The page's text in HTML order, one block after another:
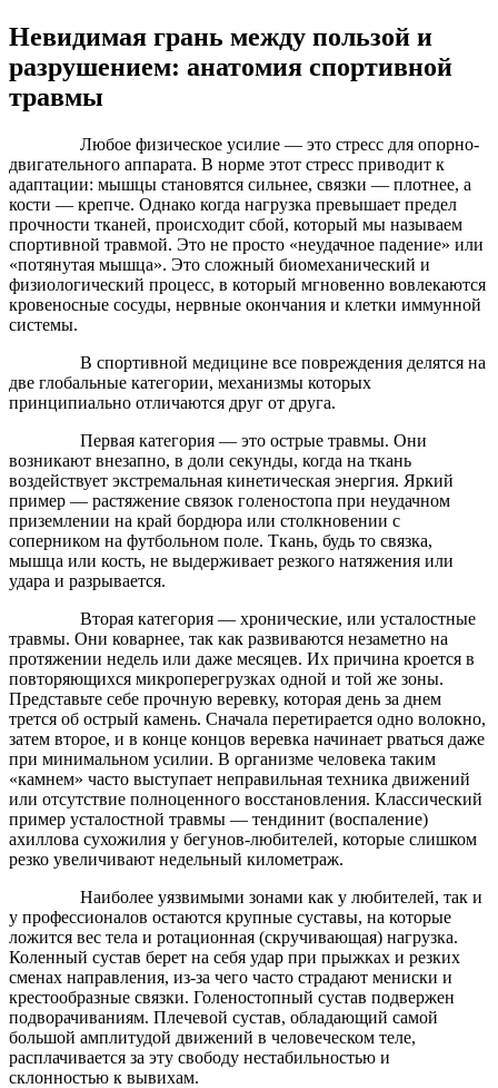
Невидимая грань между пользой и
разрушением: анатомия спортивной
травмы
Любое физическое усилие — это стресс для опорно-
двигательного аппарата. В норме этот стресс приводит к
адаптации: мышцы становятся сильнее, связки — плотнее, а
кости — крепче. Однако когда нагрузка превышает предел
прочности тканей, происходит сбой, который мы называем
спортивной травмой. Это не просто «неудачное падение» или
«потянутая мышца». Это сложный биомеханический и
физиологический процесс, в который мгновенно вовлекаются
кровеносные сосуды, нервные окончания и клетки иммунной
системы.
В спортивной медицине все повреждения делятся на
две глобальные категории, механизмы которых
принципиально отличаются друг от друга.
Первая категория — это острые травмы. Они
возникают внезапно, в доли секунды, когда на ткань
воздействует экстремальная кинетическая энергия. Яркий
пример — растяжение связок голеностопа при неудачном
приземлении на край бордюра или столкновении с
соперником на футбольном поле. Ткань, будь то связка,
мышца или кость, не выдерживает резкого натяжения или
удара и разрывается.
Вторая категория — хронические, или усталостные
травмы. Они коварнее, так как развиваются незаметно на
протяжении недель или даже месяцев. Их причина кроется в
повторяющихся микроперегрузках одной и той же зоны.
Представьте себе прочную веревку, которая день за днем
трется об острый камень. Сначала перетирается одно волокно,
затем второе, и в конце концов веревка начинает рваться даже
при минимальном усилии. В организме человека таким
«камнем» часто выступает неправильная техника движений
или отсутствие полноценного восстановления. Классический
пример усталостной травмы — тендинит (воспаление)
ахиллова сухожилия у бегунов-любителей, которые слишком
резко увеличивают недельный километраж.
Наиболее уязвимыми зонами как у любителей, так и
у профессионалов остаются крупные суставы, на которые
ложится вес тела и ротационная (скручивающая) нагрузка.
Коленный сустав берет на себя удар при прыжках и резких
сменах направления, из-за чего часто страдают мениски и
крестообразные связки. Голеностопный сустав подвержен
подворачиваниям. Плечевой сустав, обладающий самой
большой амплитудой движений в человеческом теле,
расплачивается за эту свободу нестабильностью и
склонностью к вывихам.